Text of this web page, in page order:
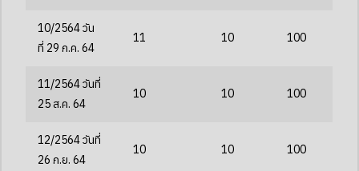
10/2564วัน
ที่ 29ก.ค.64
11 10 100
11/2564 วันที่
25 ส.ค. 64
10 10 100
12/2564 วันที่
26 ก.ย. 64
10 10 100